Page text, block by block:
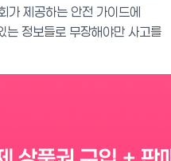
가 제공하는 안전 가이드에
는 정보들로 무장해야만 사고를